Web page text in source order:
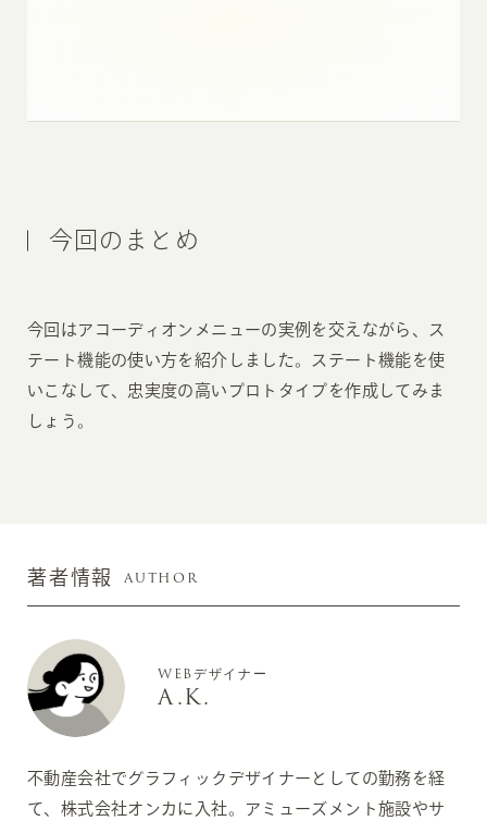
今回のまとめ
今回はアコーディオンメニューの実例を交えながら、ス
テート機能の使い方を紹介しました。ステート機能を使
いこなして、忠実度の高いプロトタイプを作成してみま
しょう。
著者情報 AUTHOR
WEBデザイナー
A.K.
不動産会社でグラフィックデザイナーとしての勤務を経
て、株式会社オンカに入社。アミューズメント施設やサ